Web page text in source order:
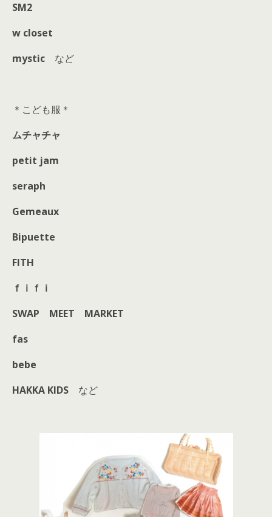
SM2
w closet
mystic など
＊こども服＊
ムチャチャ
petit jam
seraph
Gemeaux
Bipuette
FITH
ｆｉｆｉ
SWAP MEET MARKET
fas
bebe
HAKKA KIDS など